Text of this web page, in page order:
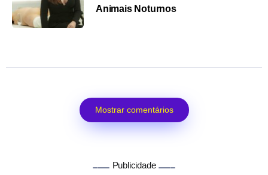
Animais Noturnos
Mostrar comentários
Publicidade